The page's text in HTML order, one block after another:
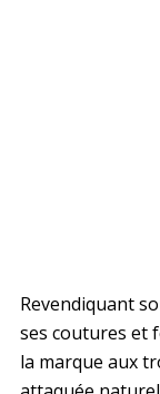
Revendiquant
ses coutures et
la marque aux